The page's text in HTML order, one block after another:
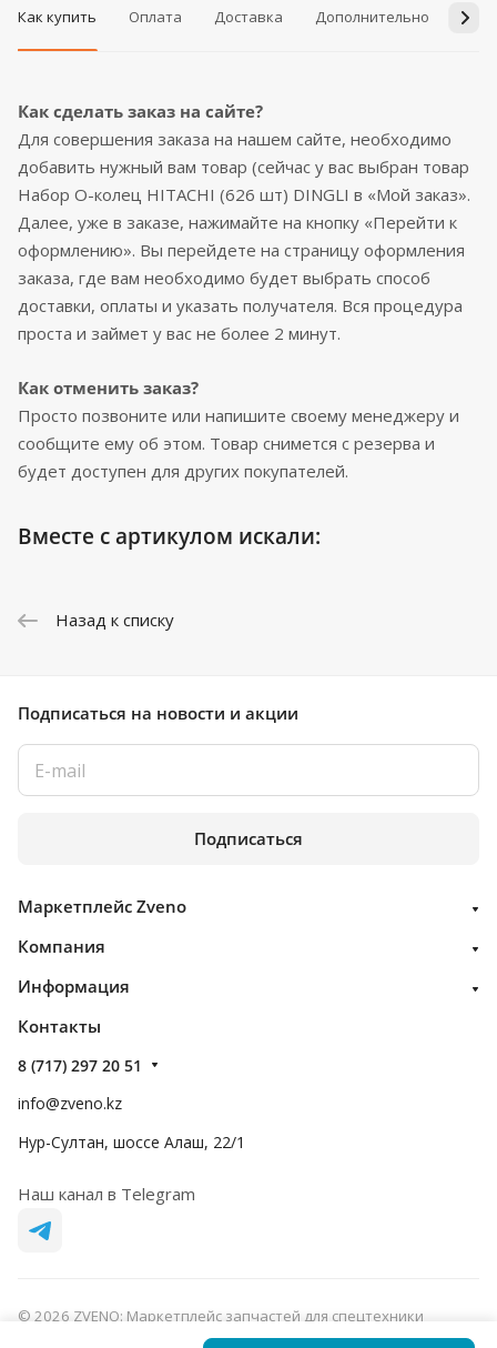
Как купить Оплата Доставка Дополнительно
Как сделать заказ на сайте?
Для совершения заказа на нашем сайте, необходимо
добавить нужный вам товар (сейчас у вас выбран товар
Набор О-колец HITACHI (626 шт) DINGLI в «Мой заказ».
Далее, уже в заказе, нажимайте на кнопку «Перейти к
оформлению». Вы перейдете на страницу оформления
заказа, где вам необходимо будет выбрать способ
доставки, оплаты и указать получателя. Вся процедура
проста и займет у вас не более 2 минут.
Как отменить заказ?
Просто позвоните или напишите своему менеджеру и
сообщите ему об этом. Товар снимется с резерва и
будет доступен для других покупателей.
Вместе с артикулом искали:
Назад к списку
Подписаться на новости и акции
Подписаться
Маркетплейс Zveno
Компания
Информация
Контакты
8 (717) 297 20 51
info@zveno.kz
Нур-Султан, шоссе Алаш, 22/1
Наш канал в Telegram
© 2026 ZVENO: Маркетплейс запчастей для спецтехники